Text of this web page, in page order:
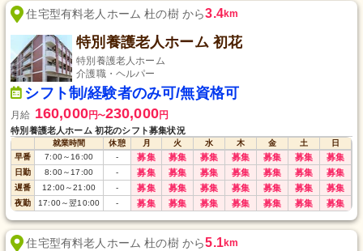
住宅型有料老人ホーム 杜の樹 から3.4km
特別養護老人ホーム 初花
特別養護老人ホーム
介護職・ヘルパー
シフト制/経験者のみ可/無資格可
月給 160,000円〜230,000円
特別養護老人ホーム 初花のシフト募集状況
就業時間 休憩 月 火 水 木 金 土
日
早番
7:00～ 16:00 - 募集 募集 募集 募集 募集 募集 募集
日勤 8:00～ 17:00 - 募集 募集 募集 募集 募集 募集 募集
遅番 12:00～21:00 - 募集 募集 募集 募集 募集 募集 募集
夜勤 17:00～翌10:00 - 募集 募集 募集 募集 募集 募集 募集
住宅型有料老人ホーム 杜の樹 から5.1km